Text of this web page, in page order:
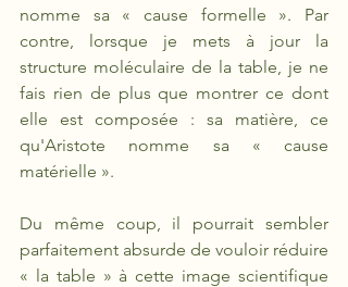
nomme sa « cause formelle ». Par
contre, lorsque je mets à jour la
structure moléculaire de la table, je ne
fais rien de plus que montrer ce dont
elle est composée : sa matière, ce
qu'Aristote nomme sa « cause
matérielle ».
Du même coup, il pourrait sembler
parfaitement absurde de vouloir réduire
« la table » à cette image scientifique